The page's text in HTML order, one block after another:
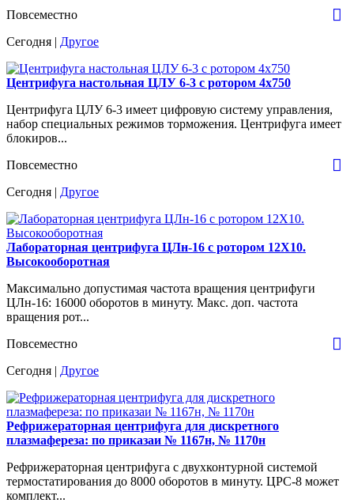
Повсеместно
Сегодня | Другое
Центрифуга настольная ЦЛУ 6-3 с ротором 4х750
Центрифуга ЦЛУ 6-3 имеет цифровую систему управления,
набор специальных режимов торможения. Центрифуга имеет
блокиров...
Повсеместно
Сегодня | Другое
Лабораторная центрифуга ЦЛн-16 с ротором 12Х10.
Высокооборотная
Максимально допустимая частота вращения центрифуги
ЦЛн-16: 16000 оборотов в минуту. Макс. доп. частота
вращения рот...
Повсеместно
Сегодня | Другое
Рефрижераторная центрифуга для дискретного
плазмафереза: по приказаи № 1167н, № 1170н
Рефрижераторная центрифуга с двухконтурной системой
термостатирования до 8000 оборотов в минуту. ЦРС-8 может
комплект...